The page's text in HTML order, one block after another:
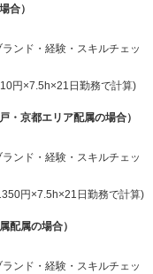
合）
ンド・経験・スキルチェッ
円×7.5h×21日勤務で計算)
・京都エリア配属の場合）
ンド・経験・スキルチェッ
円×7.5h×21日勤務で計算)
配属の場合）
ンド・経験・スキルチェッ